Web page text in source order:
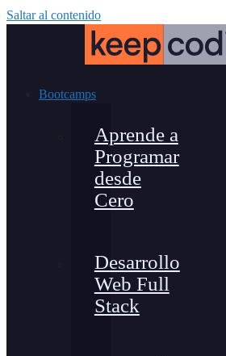
Saltar al contenido
Bootcamps
Aprende a
Programar
desde
Cero
Desarrollo
Web Full
Stack